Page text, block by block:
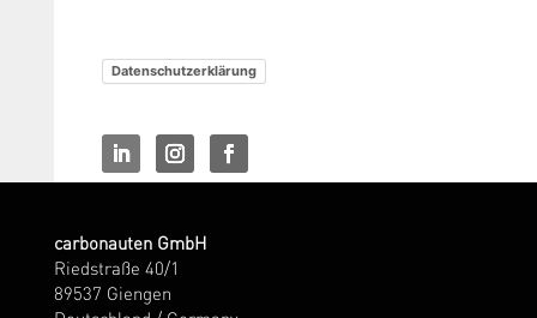
Datenschutzerklärung
carbonauten GmbH
Riedstraße 40/1
89537 Giengen